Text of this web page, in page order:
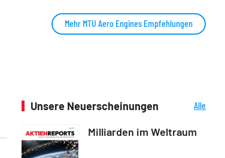
Mehr MTU Aero Engines Empfehlungen
Unsere Neuerscheinungen
Alle
Milliarden im Weltraum